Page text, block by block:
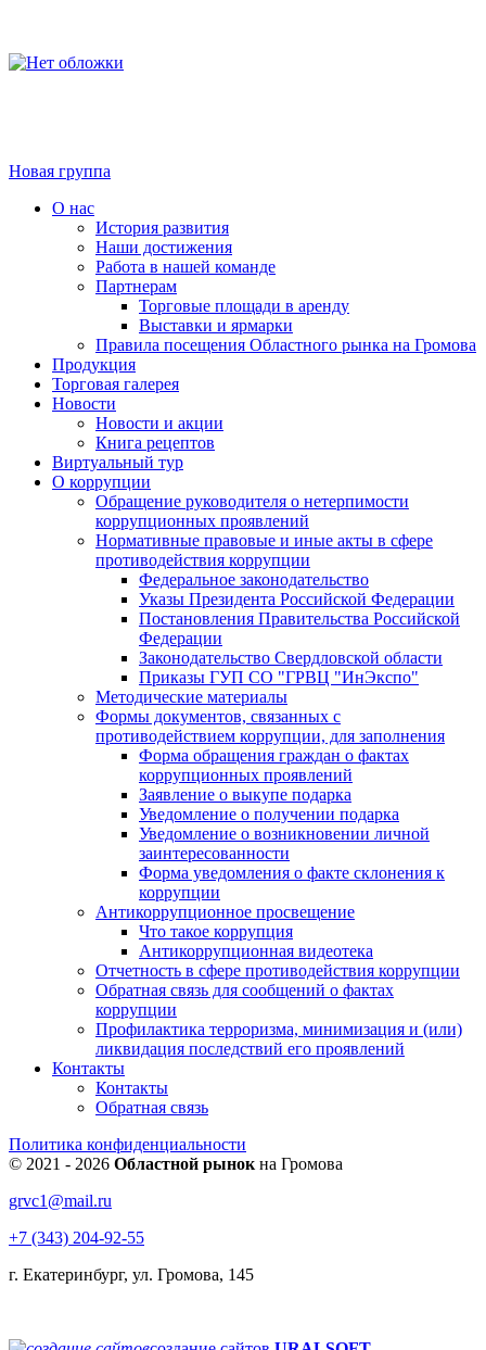
Новая группа
О нас
История развития
Наши достижения
Работа в нашей команде
Партнерам
Торговые площади в аренду
Выставки и ярмарки
Правила посещения Областного рынка на Громова
Продукция
Торговая галерея
Новости
Новости и акции
Книга рецептов
Виртуальный тур
О коррупции
Обращение руководителя о нетерпимости
коррупционных проявлений
Нормативные правовые и иные акты в сфере
противодействия коррупции
Федеральное законодательство
Указы Президента Российской Федерации
Постановления Правительства Российской
Федерации
Законодательство Свердловской области
Приказы ГУП СО "ГРВЦ "ИнЭкспо"
Методические материалы
Формы документов, связанных с
противодействием коррупции, для заполнения
Форма обращения граждан о фактах
коррупционных проявлений
Заявление о выкупе подарка
Уведомление о получении подарка
Уведомление о возникновении личной
заинтересованности
Форма уведомления о факте склонения к
коррупции
Антикоррупционное просвещение
Что такое коррупция
Антикоррупционная видеотека
Отчетность в сфере противодействия коррупции
Обратная связь для сообщений о фактах
коррупции
Профилактика терроризма, минимизация и (или)
ликвидация последствий его проявлений
Контакты
Контакты
Обратная связь
Политика конфиденциальности
© 2021 - 2026 Областной рынок на Громова
grvc1@mail.ru
+7 (343) 204-92-55
г. Екатеринбург, ул. Громова, 145